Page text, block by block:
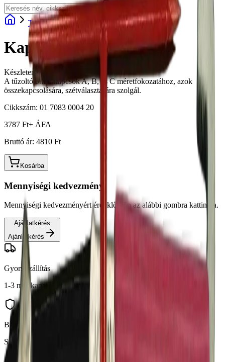
Termékek Kulcsok Kapocskulcs ABC
Kapocskulcs ABC
Készleten
A tűzoltótömlő-kapcsok A, B, és C méretfokozatához, azok
összekapcsolására, szétválasztására szolgál.
Cikkszám: 01 7083 0004 20
3787 Ft+ ÁFA
Bruttó ár: 4810 Ft
Kosárba
Mennyiségi kedvezmény
Mennyiségi kedvezményért érdeklődjön az alábbi gombra kattintva.
Ajánlatkérés
Ajánlatkérés
Gyors szállítás
1-3 munkanap
Biztonságos fizetés
SSL titkosítás